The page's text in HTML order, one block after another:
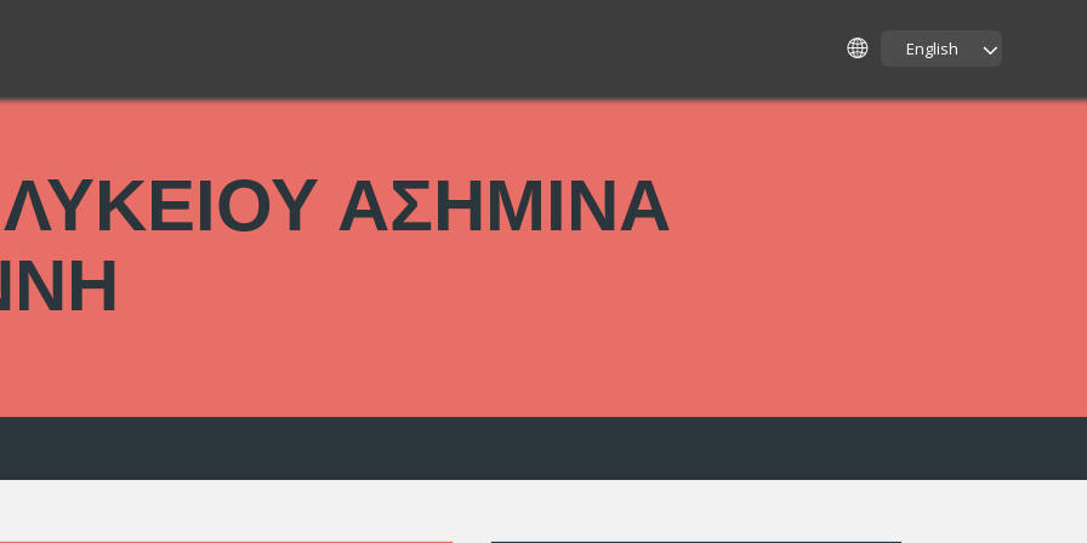
ΑΣΗΜΙΝΑ
English